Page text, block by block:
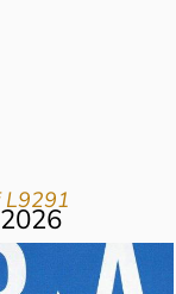
L9291